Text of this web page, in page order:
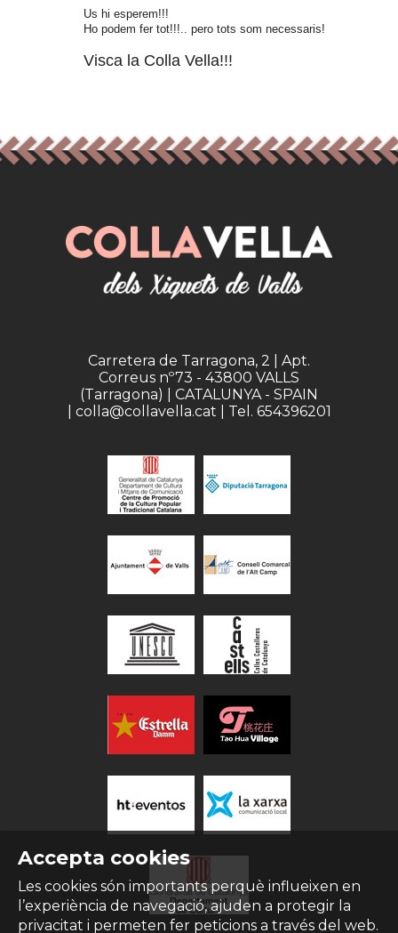
Us hi esperem!!!
Ho podem fer tot!!!.. pero tots som necessaris!
Visca la Colla Vella!!!
Accepta cookies
Les cookies són importants perquè influeixen en
l’experiència de navegació, ajuden a protegir la
privacitat i permeten fer peticions a través del web.
Carretera de Tarragona, 2 | Apt.
Correus nº73 - 43800 VALLS
(Tarragona) | CATALUNYA - SPAIN
| colla@collavella.cat | Tel. 654396201